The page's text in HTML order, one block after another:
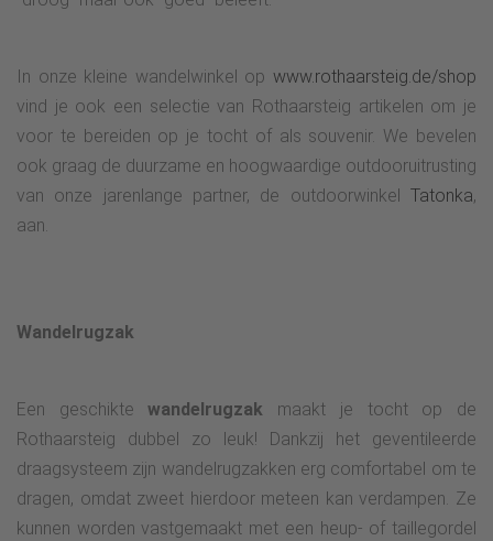
In onze kleine wandelwinkel op www.rothaarsteig.de/shop
vind je ook een selectie van Rothaarsteig artikelen om je
voor te bereiden op je tocht of als souvenir. We bevelen
ook graag de duurzame en hoogwaardige outdooruitrusting
van onze jarenlange partner, de outdoorwinkel Tatonka,
aan.
Wandelrugzak
Een geschiktewandelrugzak maakt je tocht op de
Rothaarsteig dubbel zo leuk! Dankzij het geventileerde
draagsysteem zijn wandelrugzakken erg comfortabel om te
dragen, omdat zweet hierdoor meteen kan verdampen. Ze
kunnen worden vastgemaakt met een heup- of taillegordel